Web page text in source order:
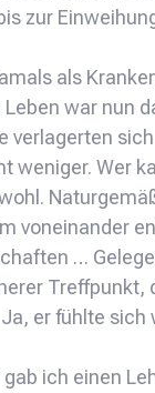
zur
als
war nun
verlagerten
weniger. Wer
voneinander
…
Treffpunkt,
er fühlte sich
ich einen